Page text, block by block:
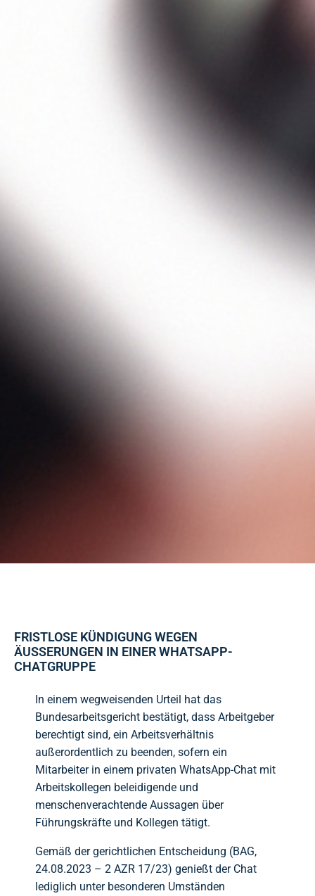
FRISTLOSE KÜNDIGUNG WEGEN
ÄUSSERUNGEN IN EINER WHATSAPP-C
HATGRUPPE
In einem wegweisenden Urteil hat das
Bundesarbeitsgericht bestätigt, dass Arbeitgeber
berechtigt sind, ein Arbeitsverhältnis
außerordentlich zu beenden, sofern ein
Mitarbeiter in einem privaten WhatsApp-Chat mit
Arbeitskollegen beleidigende und
menschenverachtende Aussagen über
Führungskräfte und Kollegen tätigt.
Gemäß der gerichtlichen Entscheidung (BAG,
24.08.2023 – 2 AZR 17/23) genießt der Chat
lediglich unter besonderen Umständen